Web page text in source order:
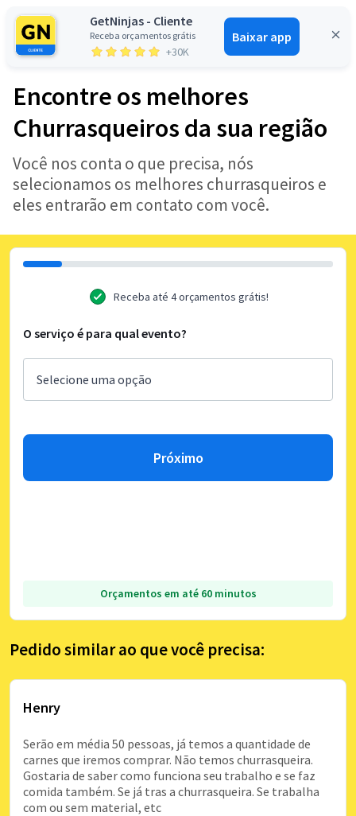
GetNinjas - Cliente
Receba orçamentos grátis
+30K
Baixar app
Entrar
Encontre os melhores
Churrasqueiros da sua região
Você nos conta o que precisa, nós
selecionamos os melhores churrasqueiros e
eles entrarão em contato com você.
Receba até 4 orçamentos grátis!
O serviço é para qual evento?
Próximo
Orçamentos em até 60 minutos
Pedido similar ao que você precisa:
Henry
Serão em média 50 pessoas, já temos a quantidade de
carnes que iremos comprar. Não temos churrasqueira.
Gostaria de saber como funciona seu trabalho e se faz
comida também. Se já tras a churrasqueira. Se trabalha
com ou sem material, etc